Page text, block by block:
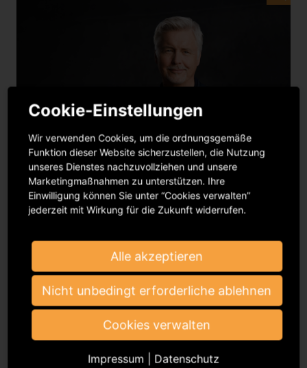
Guido Evers (Foto: Stefan Wieland)
Cookie-Einstellungen
Wir verwenden Cookies, um die ordnungsgemäße
Funktion dieser Website sicherzustellen, die Nutzung
unseres Dienstes nachzuvollziehen und unsere
Marketingmaßnahmen zu unterstützen. Ihre
Einwilligung können Sie unter “Cookies verwalten”
jederzeit mit Wirkung für die Zukunft widerrufen.
Alle akzeptieren
Nicht unbedingt erforderliche ablehnen
Cookies verwalten
Impressum Datenschutz